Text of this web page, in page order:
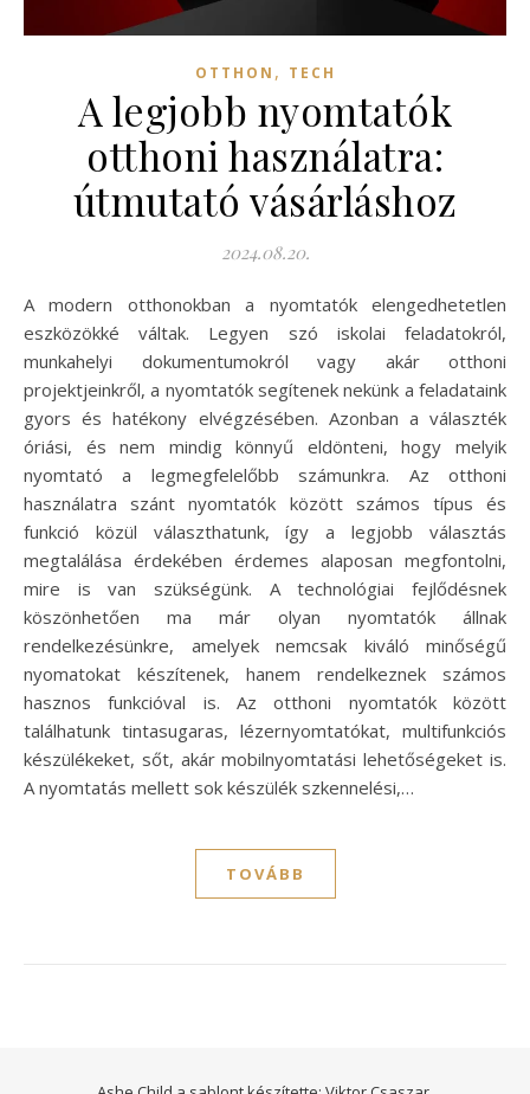
OTTHON , TECH
A legjobb nyomtatók
otthoni használatra:
útmutató vásárláshoz
2024.08.20.
A modern otthonokban a nyomtatók elengedhetetlen
eszközökké váltak. Legyen szó iskolai feladatokról,
munkahelyi dokumentumokról vagy akár otthoni
projektjeinkről, a nyomtatók segítenek nekünk a feladataink
gyors és hatékony elvégzésében. Azonban a választék
óriási, és nem mindig könnyű eldönteni, hogy melyik
nyomtató a legmegfelelőbb számunkra. Az otthoni
használatra szánt nyomtatók között számos típus és
funkció közül választhatunk, így a legjobb választás
megtalálása érdekében érdemes alaposan megfontolni,
mire is van szükségünk. A technológiai fejlődésnek
köszönhetően ma már olyan nyomtatók állnak
rendelkezésünkre, amelyek nemcsak kiváló minőségű
nyomatokat készítenek, hanem rendelkeznek számos
hasznos funkcióval is. Az otthoni nyomtatók között
találhatunk tintasugaras, lézernyomtatókat, multifunkciós
készülékeket, sőt, akár mobilnyomtatási lehetőségeket is.
A nyomtatás mellett sok készülék szkennelési,…
TOVÁBB